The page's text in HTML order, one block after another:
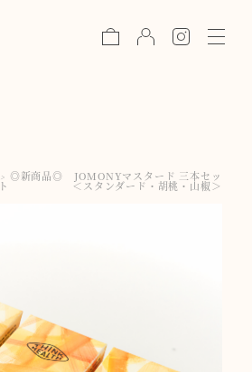
toggle
> ◎新商品◎ JOMONYマスタード 三本セッ
ト ＜スタンダード・胡桃・山椒＞